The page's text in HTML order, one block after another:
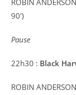
ROBIN
90′)
Pause
22h30 : Black
ROBIN